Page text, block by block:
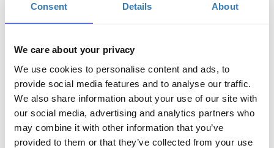
Consent Details About
We care about your privacy
We use cookies to personalise content and ads, to
provide social media features and to analyse our traffic.
We also share information about your use of our site with
our social media, advertising and analytics partners who
may combine it with other information that you’ve
provided to them or that they’ve collected from your use
H2B HUB, Ηράκλειο
Συμμετοχή Η περίοδος εγγραφών έχει λήξει.